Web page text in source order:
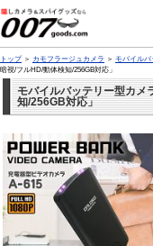
トップ カモフラージュカメラ モバイルバ
暗視/フルHD/動体検知/256GB対応」
モバイルバッテリー型カメ
知/256GB対応」